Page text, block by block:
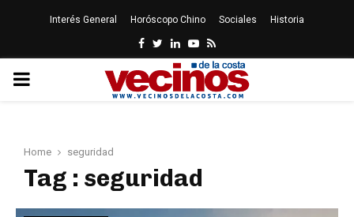
Interés General Horóscopo Chino Sociales Historia
Facebook
Twitter
LinkedinYoutube
Rss
PRIMARY
Home seguridad
Tag : seguridad